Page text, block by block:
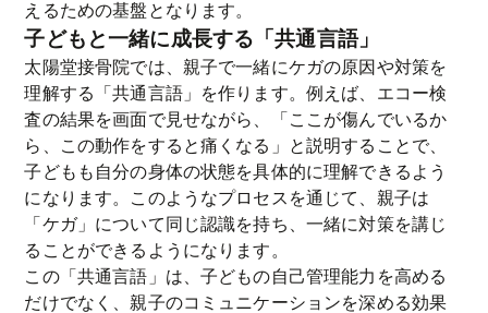
えるための基盤となります。
子どもと一緒に成長する「共通言語」
太陽堂接骨院では、親子で一緒にケガの原因や対策を
理解する「共通言語」を作ります。例えば、エコー検
査の結果を画面で見せながら、「ここが傷んでいるか
ら、この動作をすると痛くなる」と説明することで、
子どもも自分の身体の状態を具体的に理解できるよう
になります。このようなプロセスを通じて、親子は
「ケガ」について同じ認識を持ち、一緒に対策を講じ
ることができるようになります。
この「共通言語」は、子どもの自己管理能力を高める
だけでなく、親子のコミュニケーションを深める効果